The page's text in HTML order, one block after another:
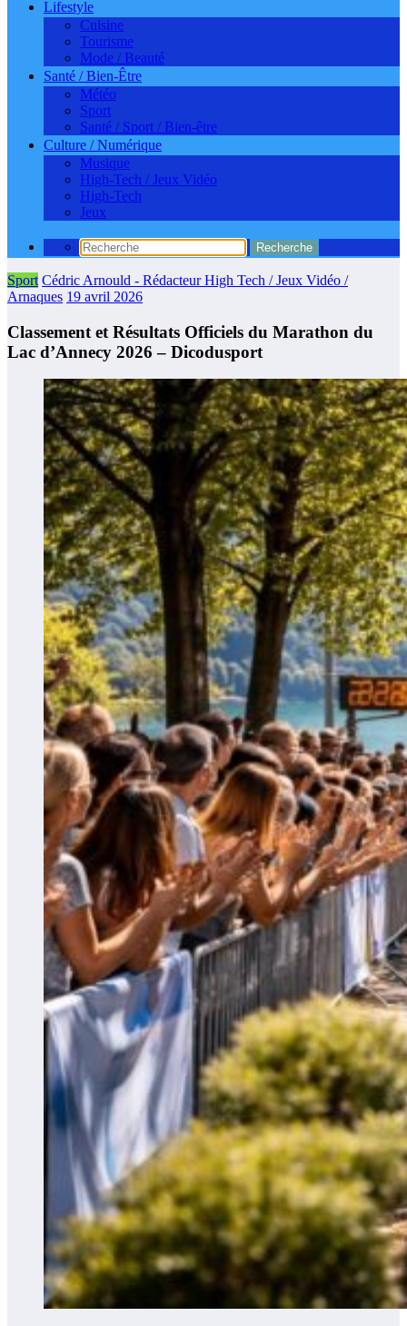
Lifestyle
Cuisine
Tourisme
Mode / Beauté
Santé / Bien-Être
Météo
Sport
Santé / Sport / Bien-être
Culture / Numérique
Musique
High-Tech / Jeux Vidéo
High-Tech
Jeux
Sport Cédric Arnould - Rédacteur High Tech / Jeux Vidéo /
Arnaques 19 avril 2026
Classement et Résultats Officiels du Marathon du
Lac d’Annecy 2026 – Dicodusport